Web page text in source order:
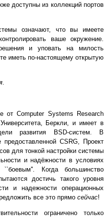
доступны из коллекций портов
означают, что вы имеете
ваше окружение.
и уповать на милость
иметь по-настоящему открытую
.
от Computer Systems Research
Беркли, и имеет в
развития BSD-систем. В
CSRG, Проект
для тонкой настройки системы
и надёжности в условиях
Когда большинство
достичь такого уровня
и надежности операционных
все это прямо сейчас!
ограничено только